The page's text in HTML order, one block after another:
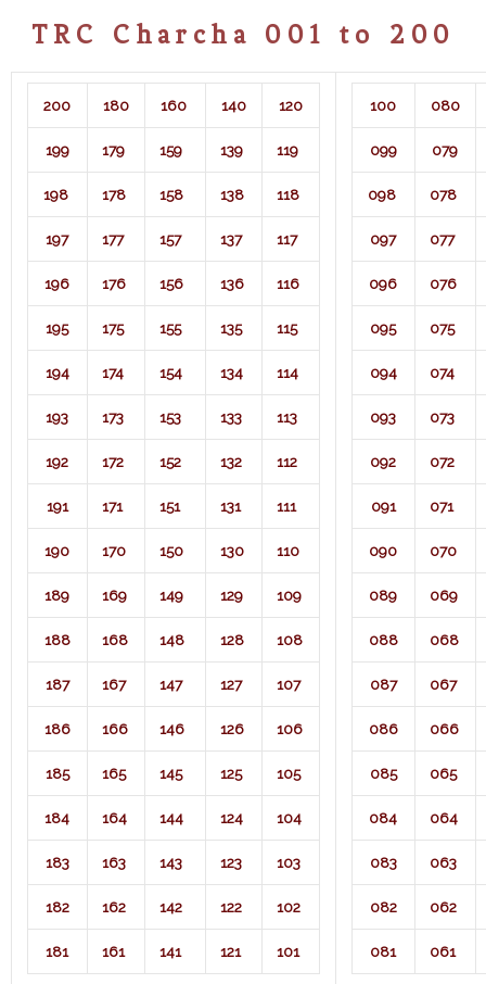
TRC Charcha 001 to 200
200 180 160 140 120
199 179 159 139 119
198 178 158 138 118
197 177 157 137 117
196 176 156 136 116
195 175 155 135 115
194 174 154 134 114
193 173 153 133 113
192 172 152 132 112
191 171 151 131 111
190 170 150 130 110
189 169 149 129 109
188 168 148 128 108
187 167 147 127 107
186 166 146 126 106
185 165 145 125 105
184 164 144 124 104
183 163 143 123 103
182 162 142 122 102
181 161 141 121 101
100 080
099 079
098 078
097 077
096 076
095 075
094 074
093 073
092 072
091 071​
090 070
089 069
088 068
087 067
086 066
085 065
084 064
083 063
082 062
081 061